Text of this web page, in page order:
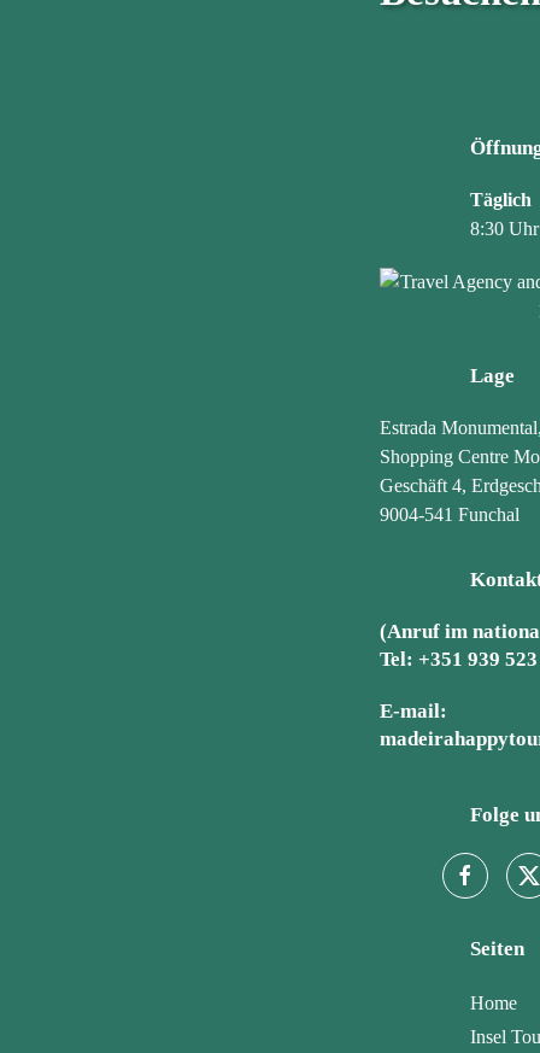
Täglich
8:30
Lage
Estrada
Shopping Centre
Geschäft 4,
9004-541 Funchal
(Anruf im
Tel: +351 939
E-mail:
Folge
Seiten
Home
Insel